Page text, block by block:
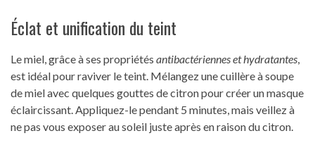
Éclat et unification du teint
Le miel, grâce à ses propriétés antibactériennes et hydratantes
est idéal pour raviver le teint. Mélangez une cuillère à soupe
de miel avec quelques gouttes de citron pour créer un masque
éclaircissant. Appliquez-le pendant 5 minutes, mais veillez à
ne pas vous exposer au soleil juste après en raison du citron.